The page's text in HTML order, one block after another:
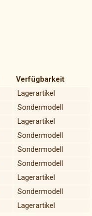
Verfügbarkeit
Lagerartikel
Sondermodell
Lagerartikel
Sondermodell
Sondermodell
Sondermodell
Lagerartikel
Sondermodell
Lagerartikel